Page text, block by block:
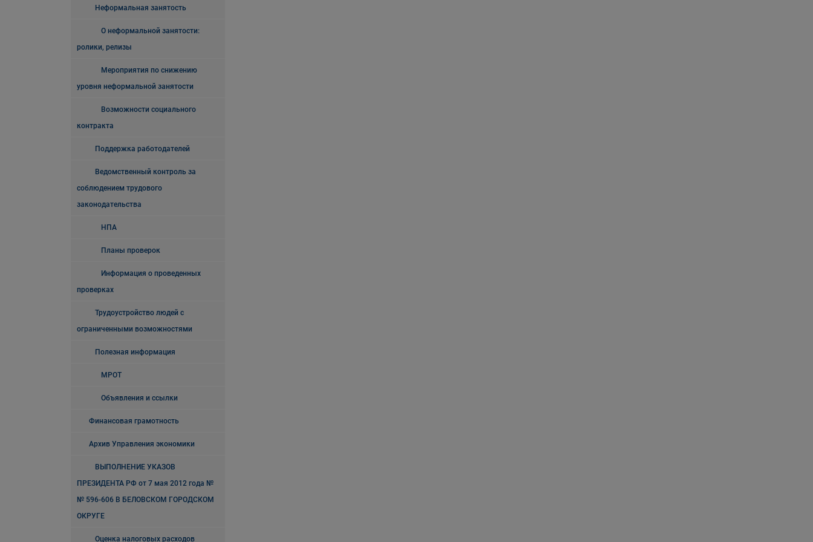
Неформальная занятость
О неформальной занятости:
ролики, релизы
Мероприятия по снижению
уровня неформальной занятости
Возможности социального
контракта
Поддержка работодателей
Ведомственный контроль за
соблюдением трудового
законодательства
НПА
Планы проверок
Информация о проведенных
проверках
Трудоустройство людей с
ограниченными возможностями
Полезная информация
МРОТ
Объявления и ссылки
Финансовая грамотность
Архив Управления экономики
ВЫПОЛНЕНИЕ УКАЗОВ
ПРЕЗИДЕНТА РФ от 7 мая 2012 года №
№ 596-606 В БЕЛОВСКОМ ГОРОДСКОМ
ОКРУГЕ
Оценка налоговых расходов